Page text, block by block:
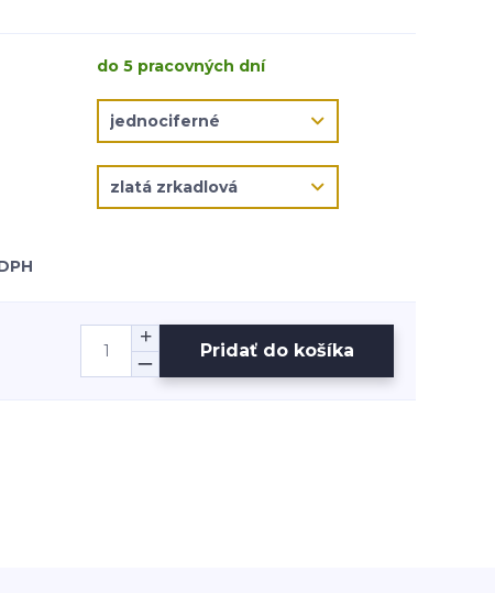
do 5 pracovných dní
Pridať do košíka